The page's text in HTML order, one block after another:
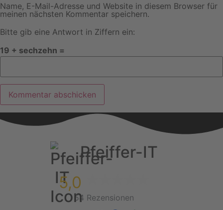
Name, E-Mail-Adresse und Website in diesem Browser für
meinen nächsten Kommentar speichern.
Bitte gib eine Antwort in Ziffern ein:
19 + sechzehn =
Pfeiffer-IT
5,0
54 Rezensionen